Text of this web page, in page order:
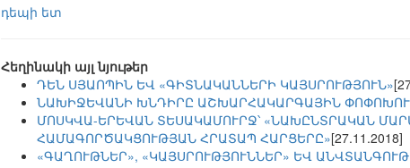
դեպի ետ
Հեղինակի այլ նյութեր
ԴԵՆ ՍՅԱՈՊԻՆ ԵՎ «ԳԻՏՆԱԿԱՆՆԵՐԻ ԿԱՅՍՐՈՒԹՅՈՒՆ»
ՆԱԽԻՋԵՎԱՆԻ ԽՆԴԻՐԸ ԱՇԽԱՐՀԱԿԱՐԳԱՅԻՆ
ՄՈՍԿՎԱ-ԵՐԵՎԱՆ ՏԵՍԱԿԱՄՈՒՐՋ՝ «ՆԱԽԸՆՏՐԱԿԱՆ
ՀԱՄԱԳՈՐԾԱԿՑՈՒԹՅԱՆ ՀՐԱՏԱՊ ՀԱՐՑԵՐԸ»[27.11.2018]
«ԳԱՂՈՒԹՆԵՐ», «ԿԱՅՍՐՈՒԹՅՈՒՆՆԵՐ» ԵՎ